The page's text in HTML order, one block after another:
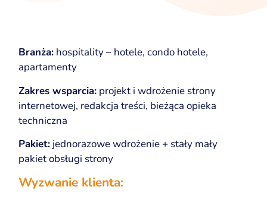
Branża:hospitality – hotele, condo hotele,
apartamenty
Zakres wsparcia:projekt i wdrożenie strony
internetowej, redakcja treści, bieżąca opieka
techniczna
Pakiet:jednorazowe wdrożenie + stały mały
pakiet obsługi strony
Wyzwanie klienta: